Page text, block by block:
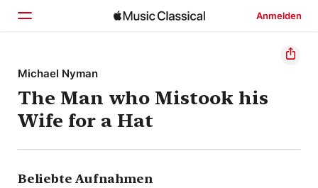
Anmelden
Startseite
Entdecken
Suchen
Michael Nyman
The Man who Mistook his
Wife for a Hat
Beliebte Aufnahmen